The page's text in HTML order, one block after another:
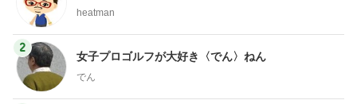
heatman
2
女子プロゴルフが大好き〈でん〉ねん
でん